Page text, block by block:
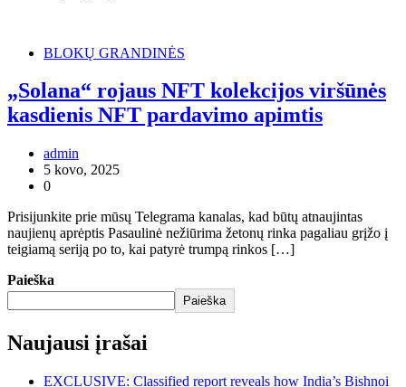
BLOKŲ GRANDINĖS
„Solana“ rojaus NFT kolekcijos viršūnės
kasdienis NFT pardavimo apimtis
admin
5 kovo, 2025
0
Prisijunkite prie mūsų Telegrama kanalas, kad būtų atnaujintas
naujienų aprėptis Pasaulinė nežiūrima žetonų rinka pagaliau grįžo į
teigiamą seriją po to, kai patyrė trumpą rinkos […]
Paieška
Paieška
Naujausi įrašai
EXCLUSIVE: Classified report reveals how India’s Bishnoi